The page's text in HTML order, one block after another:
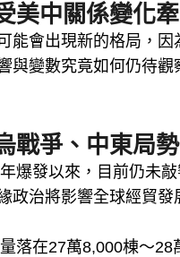
美中關係變化
能會出現新的格局，
與變數究竟如何仍待
戰爭、中東局
爆發以來，目前仍未
政治將影響全球經貿發
落在27萬8,000棟～